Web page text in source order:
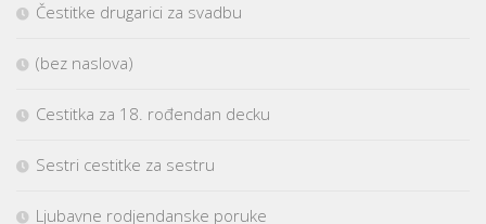
Čestitke drugarici za svadbu
(bez naslova)
Cestitka za 18. rođendan decku
Sestri cestitke za sestru
Ljubavne rodjendanske poruke